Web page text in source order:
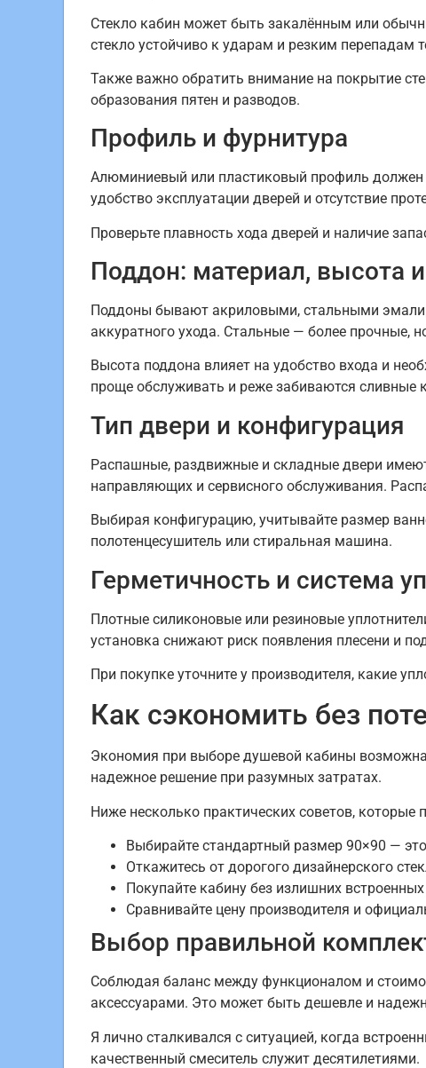
Стекло кабин может быть закалённым или
стекло устойчиво к ударам и резким перепадам
Также важно обратить внимание на покрытие
образования пятен и разводов.
Профиль и фурнитура
Алюминиевый или пластиковый профиль должен
удобство эксплуатации дверей и отсутствие
Проверьте плавность хода дверей и наличие
Поддон: материал, высота
Поддоны бывают акриловыми, стальными
аккуратного ухода. Стальные — более прочные,
Высота поддона влияет на удобство входа и
проще обслуживать и реже забиваются сливные
Тип двери и конфигурация
Распашные, раздвижные и складные двери
направляющих и сервисного обслуживания.
Выбирая конфигурацию, учитывайте размер
полотенцесушитель или стиральная машина.
Герметичность и система
Плотные силиконовые или резиновые
установка снижают риск появления плесени и
При покупке уточните у производителя, какие
Как сэкономить без
Экономия при выборе душевой кабины
надежное решение при разумных затратах.
Ниже несколько практических советов,
Выбирайте стандартный размер 90×90 —
Откажитесь от дорогого дизайнерского
Покупайте кабину без излишних
Сравнивайте цену производителя и
Выбор правильной
Соблюдая баланс между функционалом и
аксессуарами. Это может быть дешевле и
Я лично сталкивался с ситуацией, когда
качественный смеситель служит десятилетиями.